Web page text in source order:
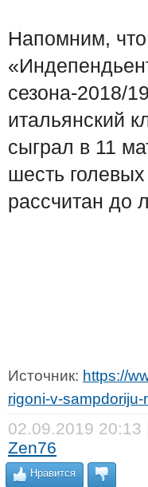
Напомним, что
сезона-2018/
итальянский
сыграл в 11
шесть
рассчитан до
Источник: https://
rigoni-v-sampdoriju-
02.09.2019 20:13
Zen76
Нравится